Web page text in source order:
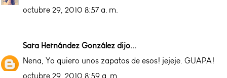
octubre 29, 2010 8:57 a. m.
Sara Hernández González dijo...
Nena, Yo quiero unos zapatos de esos! jejeje. GUAPA!
octubre 29, 2010 8:59 a. m.